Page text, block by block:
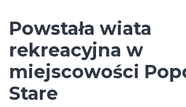
Powstała wiata
rekreacyjna w
miejscowości
Stare